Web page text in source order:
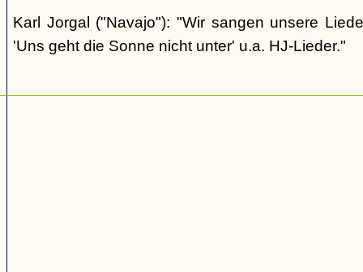
Karl Jorgal ("Navajo"): "Wir sangen unsere
'Uns geht die Sonne nicht unter' u.a. HJ-Lieder."